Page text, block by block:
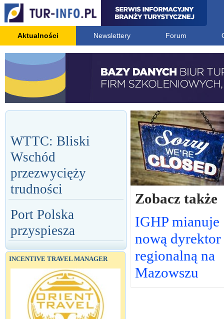
Aktualności Newslettery Forum
WTTC: Bliski
Wschód
przezwycięży
trudności
Port Polska
przyspiesza
INCENTIVE TRAVEL MANAGER
Zobacz także
IGHP mianuje
nową dyrektor
regionalną na
Mazowszu